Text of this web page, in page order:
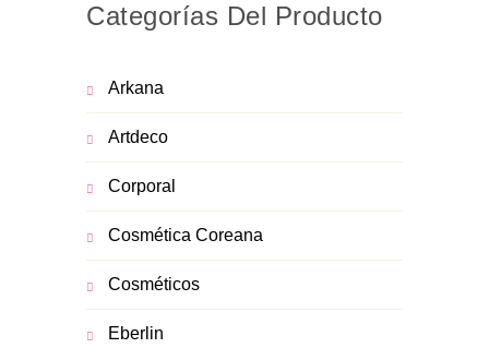
Categorías Del Producto
Arkana
Artdeco
Corporal
Cosmética Coreana
Cosméticos
Eberlin